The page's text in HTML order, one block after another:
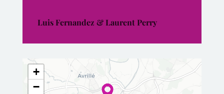
Luis Fernandez & Laurent Perry
+
−